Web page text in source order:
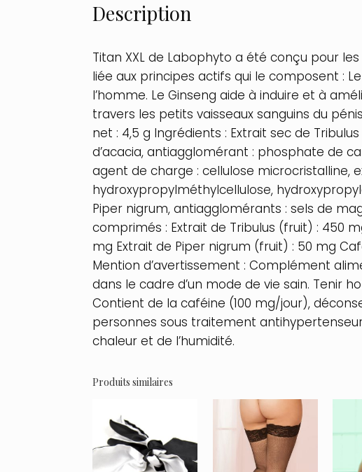
Description
Titan XXL de Labophyto a été conçu pour
liée aux principes actifs qui le composent :
l’homme. Le Ginseng aide à induire et à
travers les petits vaisseaux sanguins du
net : 4,5 g Ingrédients : Extrait sec de
d’acacia, antiagglomérant : phosphate de
agent de charge : cellulose microcristalline,
hydroxypropylméthylcellulose,
Piper nigrum, antiagglomérants : sels de
comprimés : Extrait de Tribulus (fruit) : 450
mg Extrait de Piper nigrum (fruit) : 50 mg
Mention d’avertissement : Complément
dans le cadre d’un mode de vie sain. Tenir
Contient de la caféine (100 mg/jour),
personnes sous traitement
chaleur et de l’humidité.
Produits similaires